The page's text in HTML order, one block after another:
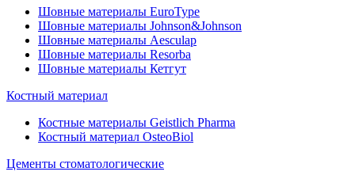
Шовные материалы EuroType
Шовные материалы Johnson&Johnson
Шовные материалы Aesculap
Шовные материалы Resorba
Шовные материалы Кетгут
Костный материал
Костные материалы Geistlich Pharma
Костный материал OsteoBiol
Цементы стоматологические